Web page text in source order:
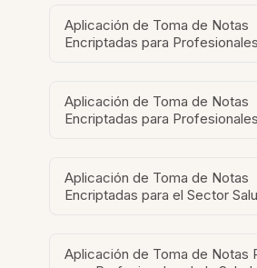
Aplicación de Toma de Notas
Encriptadas para
Aplicación de Toma de Notas
Encriptadas para
Aplicación de Toma de Notas
Encriptadas para el Sector
Aplicación de Toma de Notas